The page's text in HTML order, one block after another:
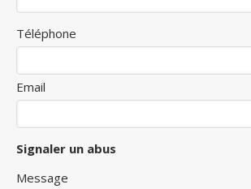
Téléphone
Email
Signaler un abus
Message